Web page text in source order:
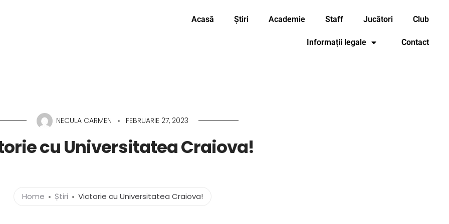
Acasă Știri Academie Staff Jucători Club
Informații legale Contact
NECULA CARMEN FEBRUARIE 27, 2023
cu Universitatea Craiova!
Home Știri Victorie cu Universitatea Craiova!